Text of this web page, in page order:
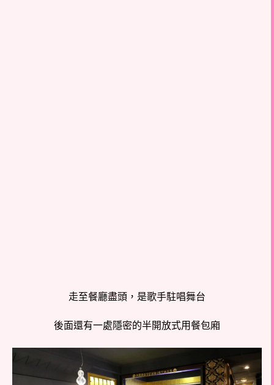
走至餐廳盡頭，是歌手駐唱舞台
後面還有一處隱密的半開放式用餐包廂